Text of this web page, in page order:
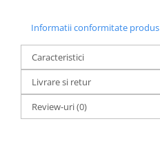
Informatii conformitate produs
Caracteristici
Livrare si retur
Review-uri(0)